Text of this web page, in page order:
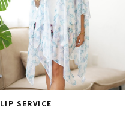
LIP SERVICE